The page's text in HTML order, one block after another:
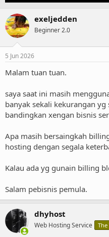
s
t
a
r
r
a
e
exeljedden
Beginner 2.0
5 Jun 2026
Malam tuan tuan.
saya saat ini masih
banyak sekali kekurangan yg
bandingkan xengan bisnis
Apa masih bersaingkah
hosting dengan segala
Kalau ada yg gunain billing
Salam pebisnis pemula.
dhyhost
Web Hosting Service